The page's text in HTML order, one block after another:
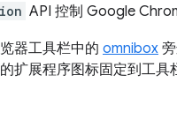
API 控制 Google
器工具栏中的 omnibox
扩展程序图标固定到工具